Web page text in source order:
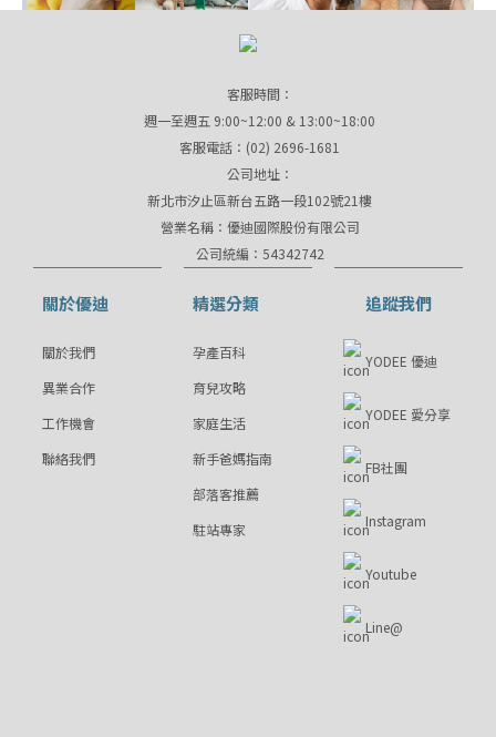
客服時間：
週一至週五 9:00~12:00 & 13:00~18:00
客服電話：(02) 2696-1681
公司地址：
新北市汐止區新台五路一段102號21樓
營業名稱：優迪國際股份有限公司
公司統編：54342742
關於優迪
關於我們
異業合作
工作機會
聯絡我們
精選分類
孕產百科
育兒攻略
家庭生活
新手爸媽指南
部落客推薦
駐站專家
追蹤我們
YODEE 優迪
YODEE 愛分享
FB社團
Instagram
Youtube
Line@